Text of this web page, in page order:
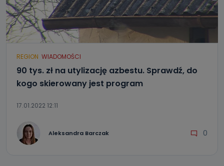
REGION WIADOMOŚCI
90 tys. zł na utylizację azbestu. Sprawdź, do
kogo skierowany jest program
17.01.2022 12:11
Aleksandra Barczak 0